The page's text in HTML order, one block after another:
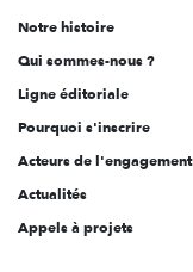
l'engagement
Notre histoire
Qui sommes-nous ?
Ligne éditoriale
Pourquoi s'inscrire
Acteurs de l'engagement
Actualités
Appels à projets